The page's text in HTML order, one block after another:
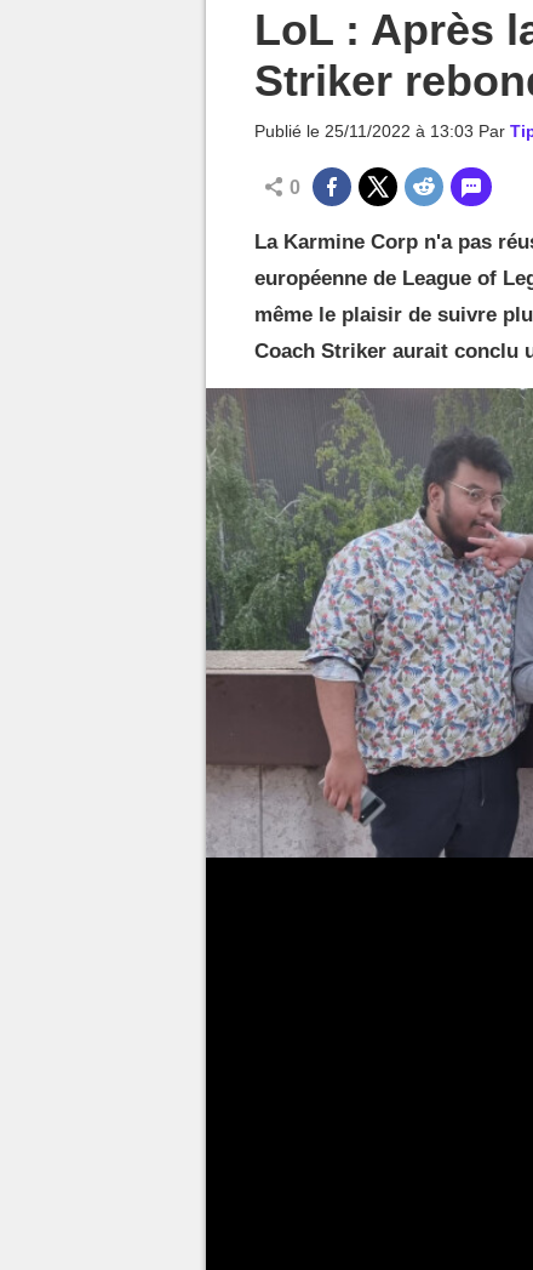
LoL : Après
Striker
Publié le 25/11/2022 à 13:03 Par
0
La Karmine Corp n'a pas
européenne de League of
même le plaisir de suivre
Coach Striker aurait conclu